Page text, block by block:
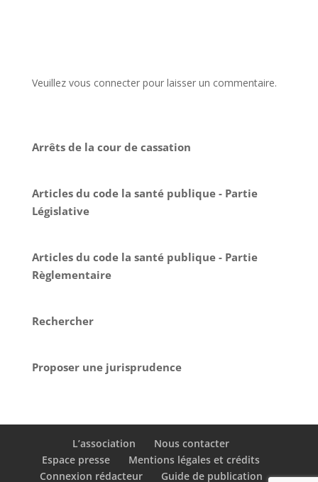
Veuillez vous connecter pour laisser un commentaire.
Arrêts de la cour de cassation
Articles du code la santé publique - Partie
Législative
Articles du code la santé publique - Partie
Règlementaire
Rechercher
Proposer une jurisprudence
L’association
Nous contacter
Espace presse
Mentions légales et crédits
Connexion rédacteur
Guide de publication